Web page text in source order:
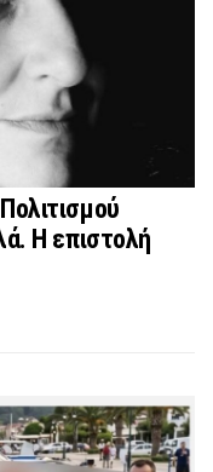
Η επιστολή